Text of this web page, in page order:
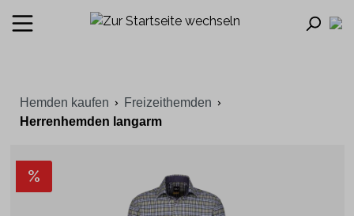
Hemden kaufen
Freizeithemden
Herrenhemden langarm
%